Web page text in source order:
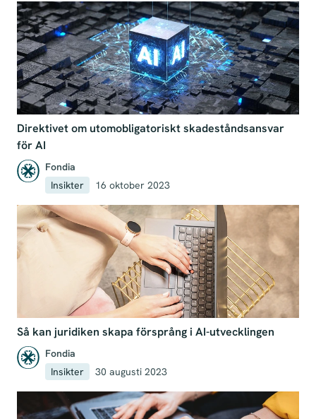
Direktivet om utomobligatoriskt skadeståndsansvar
för AI
Fondia
Insikter
16 oktober 2023
Så kan juridiken skapa försprång i AI-utvecklingen
Fondia
Insikter
30 augusti 2023